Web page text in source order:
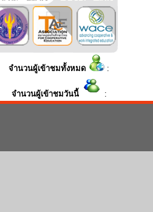
จำนวนผู้เข้าชมทั้งหมด :
จำนวนผู้เข้าชมวันนี้ :